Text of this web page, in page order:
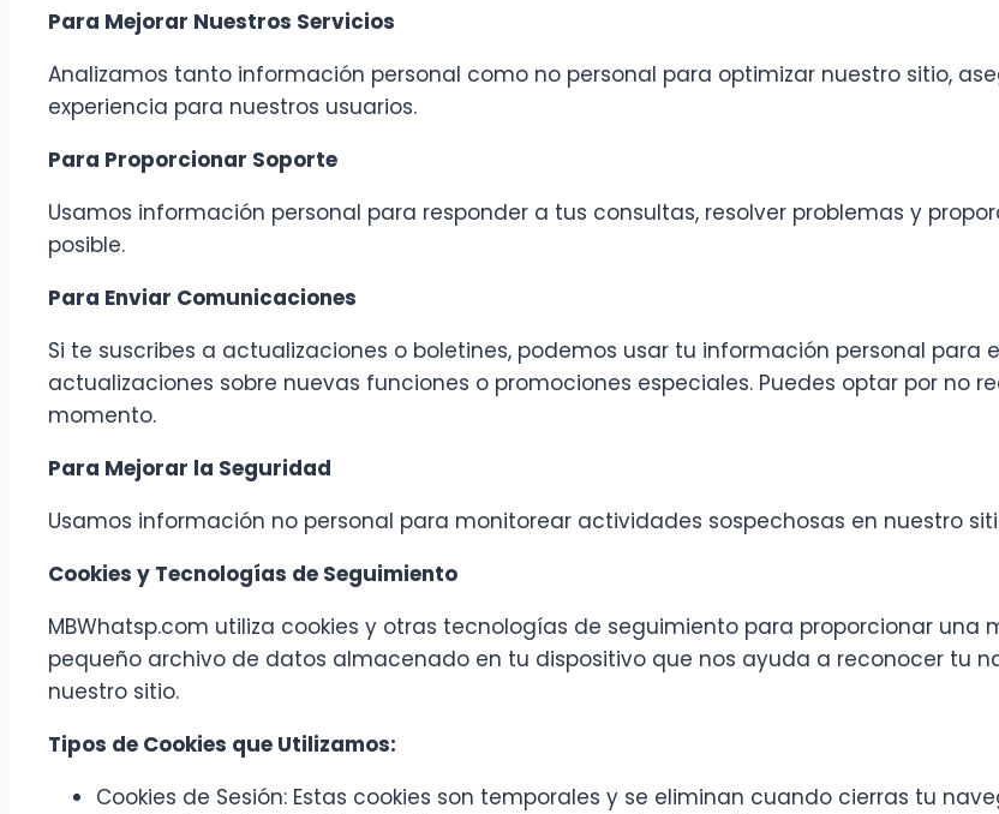
Para Mejorar Nuestros Servicios
Analizamos tanto información personal como no personal para optimizar nuestro sitio,
experiencia para nuestros usuarios.
Para Proporcionar Soporte
Usamos información personal para responder a tus consultas, resolver problemas y
posible.
Para Enviar Comunicaciones
Si te suscribes a actualizaciones o boletines, podemos usar tu información personal
actualizaciones sobre nuevas funciones o promociones especiales. Puedes optar por no
momento.
Para Mejorar la Seguridad
Usamos información no personal para monitorear actividades sospechosas en nuestro
Cookies y Tecnologías de Seguimiento
MBWhatsp.com utiliza cookies y otras tecnologías de seguimiento para proporcionar una
pequeño archivo de datos almacenado en tu dispositivo que nos ayuda a reconocer tu
nuestro sitio.
Tipos de Cookies que Utilizamos:
Cookies de Sesión: Estas cookies son temporales y se eliminan cuando cierras tu